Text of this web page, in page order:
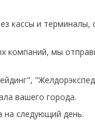
кассы и
компаний, мы
вашего города.
на следующий день.